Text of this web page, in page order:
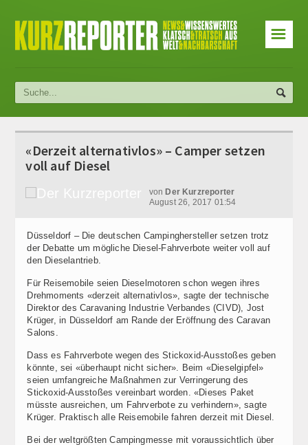
☰
«Derzeit alternativlos» – Camper setzen
voll auf Diesel
von Der Kurzreporter
August 26, 2017 01:54
Düsseldorf – Die deutschen Campinghersteller setzen trotz
der Debatte um mögliche Diesel-Fahrverbote weiter voll auf
den Dieselantrieb.
Für Reisemobile seien Dieselmotoren schon wegen ihres
Drehmoments «derzeit alternativlos», sagte der technische
Direktor des Caravaning Industrie Verbandes (CIVD), Jost
Krüger, in Düsseldorf am Rande der Eröffnung des Caravan
Salons.
Dass es Fahrverbote wegen des Stickoxid-Ausstoßes geben
könnte, sei «überhaupt nicht sicher». Beim «Dieselgipfel»
seien umfangreiche Maßnahmen zur Verringerung des
Stickoxid-Ausstoßes vereinbart worden. «Dieses Paket
müsste ausreichen, um Fahrverbote zu verhindern», sagte
Krüger. Praktisch alle Reisemobile fahren derzeit mit Diesel.
Bei der weltgrößten Campingmesse mit voraussichtlich über